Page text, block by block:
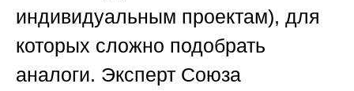
индивидуальным проектам), для
которых сложно подобрать
аналоги. Эксперт Союза